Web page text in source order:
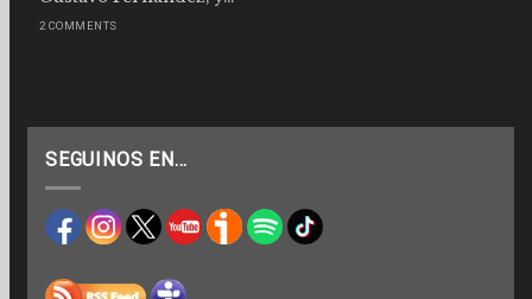
2 COMMENTS
SEGUINOS EN…